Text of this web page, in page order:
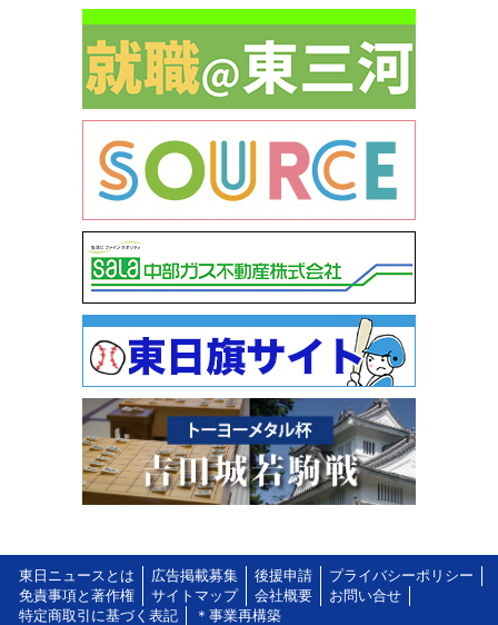
東日ニュースとは 広告掲載募集 後援申請
プライバシーポリシー
免責事項と著作権
サイトマップ 会社概要
お問い合せ
特定商取引に基づく表記
＊事業再構築